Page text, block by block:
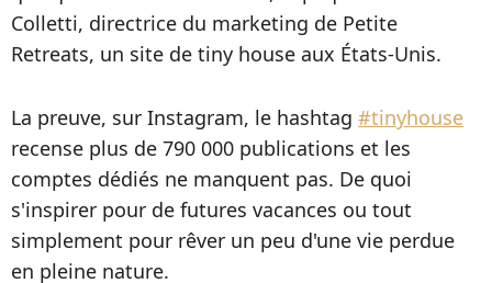
Colletti, directrice du marketing de Petite
Retreats, un site de tiny house aux États-Unis.
La preuve, sur Instagram, le hashtag #tinyhouse
recense plus de 790 000 publications et les
comptes dédiés ne manquent pas. De quoi
s'inspirer pour de futures vacances ou tout
simplement pour rêver un peu d'une vie perdue
en pleine nature.